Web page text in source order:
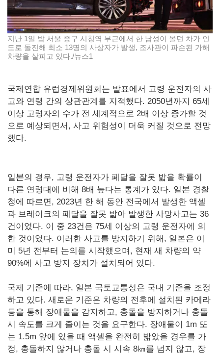
지난 1일 밤 서울 중구 시청역 부근에서 한 남성이 몰던 차가 인
도로 돌진해 최소 13명의 사상자가 발생, 조사관이 파손된 가해
차량을 살피고 있다./뉴스1
국제연합 유럽경제위원회는 발표에서 고령 운전자의 사
고와 연령 간의 상관관계를 지적했다. 2050년까지 65세
이상 고령자의 수가 전 세계적으로 2배 이상 증가할 것
으로 예상되면서, 사고 위험성이 더욱 커질 것으로 전망
했다.
일본의 경우, 고령 운전자가 페달을 잘못 밟을 확률이
다른 연령대에 비해 8배 높다는 통계가 있다. 일본 경찰
청에 따르면, 2023년 한 해 동안 전국에서 발생한 액셀
과 브레이크의 페달을 잘못 밟아 발생한 사망사고는 36
건이었다. 이 중 23건은 75세 이상의 고령 운전자에 의
한 것이었다. 이러한 사고를 방지하기 위해, 일본은 이
미 5년 전부터 논의를 시작했으며, 현재 새 차량의 약
90%에 사고 방지 장치가 설치되어 있다.
국제 기준에 따라, 일본 국토교통성은 국내 기준을 조정
하고 있다. 새로운 기준은 차량의 전후에 설치된 카메라
등을 통해 장애물을 감지하고, 충돌을 방지하거나 충돌
시 속도를 크게 줄이는 것을 요구한다. 장애물이 1m 또
는 1.5m 앞에 있을 때 액셀을 완전히 밟았을 경우를 가
정, 충돌하지 않거나 충돌 시 시속 8㎞를 넘지 않고, 장